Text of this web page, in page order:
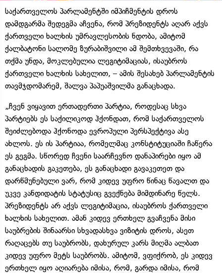
საქართველოს პარლამენტში იმპიჩმენტის დროს
დამდგარმა შედეგმა აჩვენა, რომ პრეზიდენტს აღარ აქვს
ქართველი ხალხის უმრავლესობის ნდობა, ამიტომ
ქალბატონი სალომე ზურაბიშვილი ამ შემთხვევაში, რა
თქმა უნდა, მოკლებულია ლეგიტიმაციას, ისაუბროს
ქართველი ხალხის სახელით, – ამის შესახებ პარლამენტის
თავმჯდომარემ, შალვა პაპუაშვილმა განაცხადა.
„ჩვენ ვიყავით ერთადერთი პარტია, როდესაც სხვა
პარტიებს ეს საქილიკოდ ჰქონდათ, რომ საქართველოს
შეიძლებოდა ჰქონოდა ევროპული პერსპექტივა ასე
ახლოს. ეს ის პარტიაა, რომელმაც კონსტიტუციაში ჩაწერა
ეს გეგმა. სწორედ ჩვენი საარჩევნო დანაპირები იყო ამ
განაცხადის გაკეთება, ეს განაცხადი გავაკეთეთ და
დარწმუნებული ვარ, რომ კიდევ უფრო წინაც წავალთ და
უკვე კანდიდატის სტატუსიც გვექნება მიმდინარე წელს.
პრეზიდენტს არ აქვს ლეგიტიმაცია, ისაუბროს ქართველი
ხალხის სახელით. ამან კიდევ ერთხელ გვაჩვენა მისი
საუბრების შინაარსი სხვადასხვა ვიზიტის დროს, ასეთ
რაღაცებს თუ საუბრობს, დახურულ კარს მიღმა ალბათ
კიდევ უფრო მეტს საუბრობს. ამიტომ, ვფიქრობ, ეს კიდევ
ერთხელ იყო აღიარება იმისა, რომ, გარდა იმისა, რომ